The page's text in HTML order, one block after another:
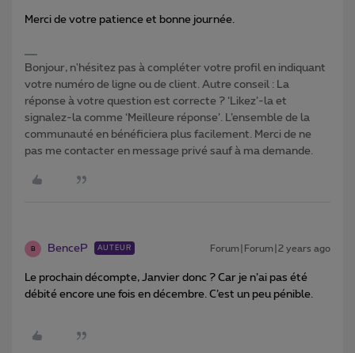
Merci de votre patience et bonne journée.
Bonjour, n'hésitez pas à compléter votre profil en indiquant
votre numéro de ligne ou de client. Autre conseil : La
réponse à votre question est correcte ? ‘Likez’-la et
signalez-la comme ‘Meilleure réponse’. L’ensemble de la
communauté en bénéficiera plus facilement. Merci de ne
pas me contacter en message privé sauf à ma demande.
B BenceP AUTEUR Forum|Forum|2 years ago
Le prochain décompte, Janvier donc ? Car je n’ai pas été
débité encore une fois en décembre. C’est un peu pénible.